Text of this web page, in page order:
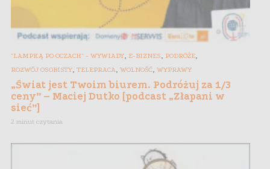
"LAMPKĄ PO OCZACH" - WYWIADY, E-BIZNES, PODRÓŻE,
ROZWÓJ OSOBISTY, TELEPRACA, WOLNOŚĆ, WYPRAWY
„Świat jest Twoim biurem. Podróżuj za 1/3
ceny” – Maciej Dutko [podcast „Złapani w
sieć”]
2 minut czytania